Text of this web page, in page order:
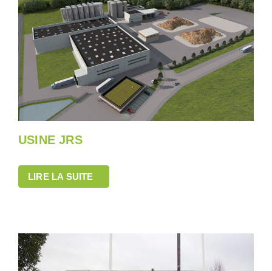
USINE JRS
LIRE LA SUITE